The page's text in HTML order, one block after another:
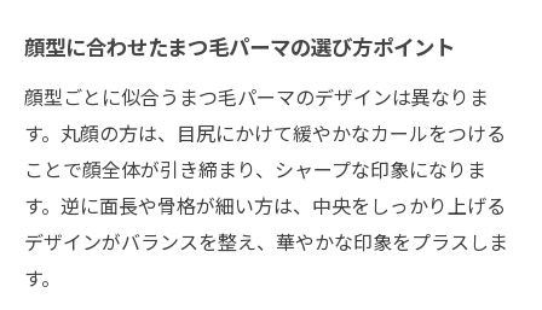
顔型に合わせたまつ毛パーマの選び方ポイント
顔型ごとに似合うまつ毛パーマのデザインは異なりま
す。丸顔の方は、目尻にかけて緩やかなカールをつける
ことで顔全体が引き締まり、シャープな印象になりま
す。逆に面長や骨格が細い方は、中央をしっかり上げる
デザインがバランスを整え、華やかな印象をプラスしま
す。